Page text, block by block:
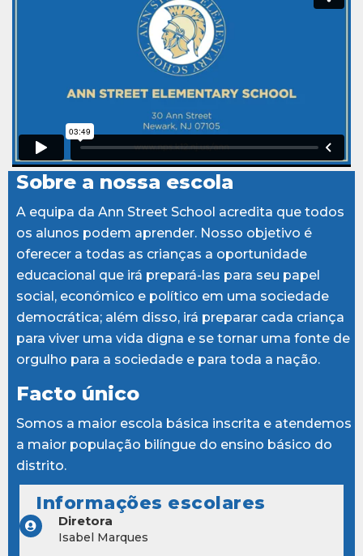
Sobre a nossa escola
A equipa da Ann Street School acredita que todos
os alunos podem aprender. Nosso objetivo é
oferecer a todas as crianças a oportunidade
educacional que irá prepará-las para seu papel
social, económico e político em uma sociedade
democrática; além disso, irá preparar cada criança
para viver uma vida digna e se tornar uma fonte de
orgulho para a sociedade e para toda a nação.
Facto único
Somos a maior escola básica inscrita e atendemos
a maior população bilíngue do ensino básico do
distrito.
Informações escolares
Diretora
Isabel Marques